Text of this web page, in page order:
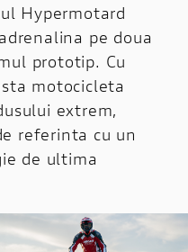
Hypermotard
pe doua
prototip. Cu
motocicleta
extrem,
referinta cu un
de ultima